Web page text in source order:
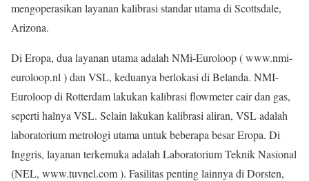
mengoperasikan layanan kalibrasi standar utama di Scottsdale,
Arizona.
Di Eropa, dua layanan utama adalah NMi-Euroloop ( www.nmi-
euroloop.nl ) dan VSL, keduanya berlokasi di Belanda. NMI-
Euroloop di Rotterdam lakukan kalibrasi flowmeter cair dan gas,
seperti halnya VSL. Selain lakukan kalibrasi aliran, VSL adalah
laboratorium metrologi utama untuk beberapa besar Eropa. Di
Inggris, layanan terkemuka adalah Laboratorium Teknik Nasional
(NEL, www.tuvnel.com ). Fasilitas penting lainnya di Dorsten,